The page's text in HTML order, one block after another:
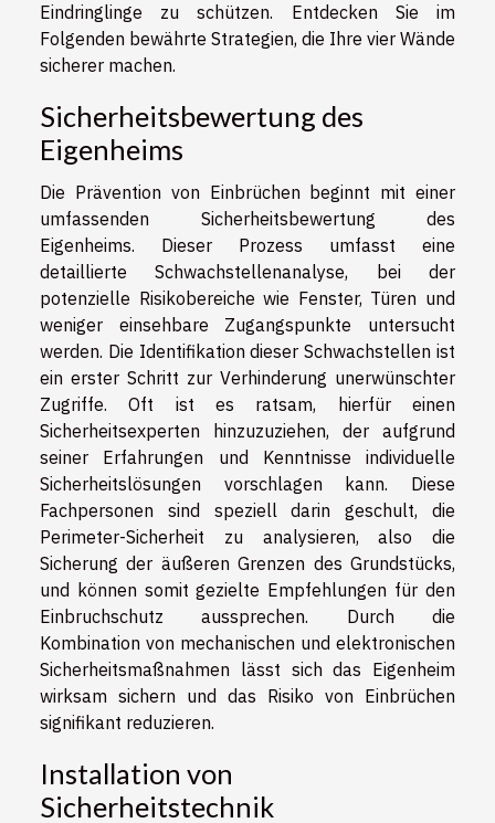
Eindringlinge zu schützen. Entdecken Sie im
Folgenden bewährte Strategien, die Ihre vier Wände
sicherer machen.
Sicherheitsbewertung des
Eigenheims
Die Prävention von Einbrüchen beginnt mit einer
umfassenden Sicherheitsbewertung des
Eigenheims. Dieser Prozess umfasst eine
detaillierte Schwachstellenanalyse, bei der
potenzielle Risikobereiche wie Fenster, Türen und
weniger einsehbare Zugangspunkte untersucht
werden. Die Identifikation dieser Schwachstellen ist
ein erster Schritt zur Verhinderung unerwünschter
Zugriffe. Oft ist es ratsam, hierfür einen
Sicherheitsexperten hinzuzuziehen, der aufgrund
seiner Erfahrungen und Kenntnisse individuelle
Sicherheitslösungen vorschlagen kann. Diese
Fachpersonen sind speziell darin geschult, die
Perimeter-Sicherheit zu analysieren, also die
Sicherung der äußeren Grenzen des Grundstücks,
und können somit gezielte Empfehlungen für den
Einbruchschutz aussprechen. Durch die
Kombination von mechanischen und elektronischen
Sicherheitsmaßnahmen lässt sich das Eigenheim
wirksam sichern und das Risiko von Einbrüchen
signifikant reduzieren.
Installation von
Sicherheitstechnik